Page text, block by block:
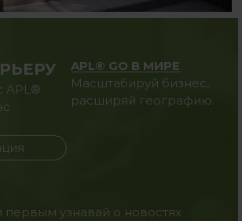
APL®
APL® GO В МИРЕ
Масштабируй бизнес,
расширяй географию.
первым узнавай о новостях